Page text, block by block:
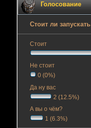
Голосование
Стоит ли
Стоит
Не стоит
0 (0%)
Да ну вас
2 (12.5%)
А вы о чём?
1 (6.3%)